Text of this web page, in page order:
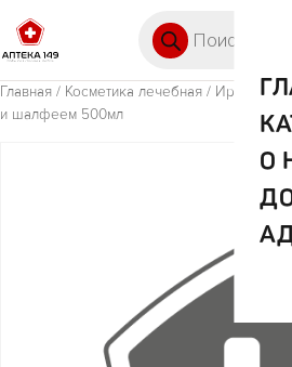
О
Главная / Косметика лечебная / Ирис
и шалфеем 500мл